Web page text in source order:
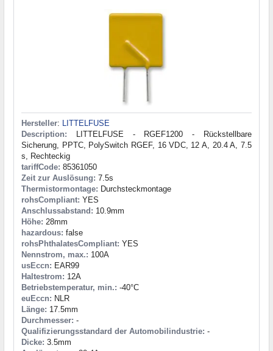
Hersteller: LITTELFUSE
Description: LITTELFUSE - RGEF1200 - Rückstellbare
Sicherung, PPTC, PolySwitch RGEF, 16 VDC, 12 A, 20.4 A, 7.5
s, Rechteckig
tariffCode: 85361050
Zeit zur Auslösung: 7.5s
Thermistormontage: Durchsteckmontage
rohsCompliant: YES
Anschlussabstand: 10.9mm
Höhe: 28mm
hazardous: false
rohsPhthalatesCompliant: YES
Nennstrom, max.: 100A
usEccn: EAR99
Haltestrom: 12A
Betriebstemperatur, min.: -40°C
euEccn: NLR
Länge: 17.5mm
Durchmesser: -
Qualifizierungsstandard der Automobilindustrie: -
Dicke: 3.5mm